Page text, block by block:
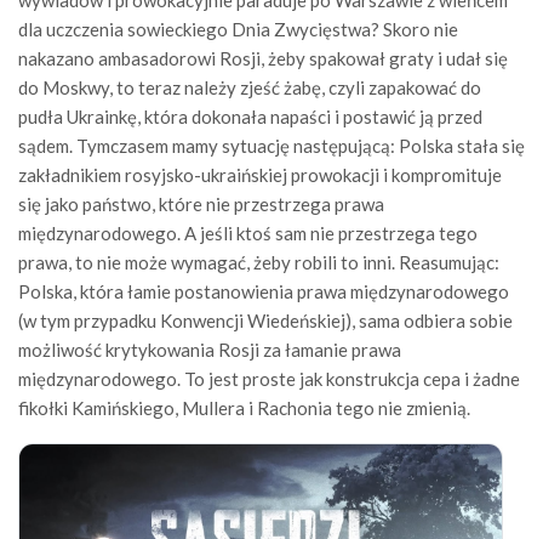
dla uczczenia sowieckiego Dnia Zwycięstwa? Skoro nie
nakazano ambasadorowi Rosji, żeby spakował graty i udał się
do Moskwy, to teraz należy zjeść żabę, czyli zapakować do
pudła Ukrainkę, która dokonała napaści i postawić ją przed
sądem. Tymczasem mamy sytuację następującą: Polska stała się
zakładnikiem rosyjsko-ukraińskiej prowokacji i kompromituje
się jako państwo, które nie przestrzega prawa
międzynarodowego. A jeśli ktoś sam nie przestrzega tego
prawa, to nie może wymagać, żeby robili to inni. Reasumując:
Polska, która łamie postanowienia prawa międzynarodowego
(w tym przypadku Konwencji Wiedeńskiej), sama odbiera sobie
możliwość krytykowania Rosji za łamanie prawa
międzynarodowego. To jest proste jak konstrukcja cepa i żadne
fikołki Kamińskiego, Mullera i Rachonia tego nie zmienią.